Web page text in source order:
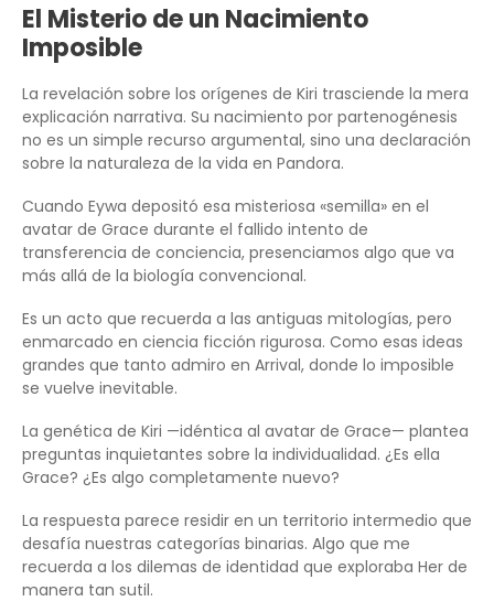
El Misterio de un Nacimiento
Imposible
La revelación sobre los orígenes de Kiri trasciende la mera
explicación narrativa. Su nacimiento por partenogénesis
no es un simple recurso argumental, sino una declaración
sobre la naturaleza de la vida en Pandora.
Cuando Eywa depositó esa misteriosa «semilla» en el
avatar de Grace durante el fallido intento de
transferencia de conciencia, presenciamos algo que va
más allá de la biología convencional.
Es un acto que recuerda a las antiguas mitologías, pero
enmarcado en ciencia ficción rigurosa. Como esas ideas
grandes que tanto admiro en Arrival, donde lo imposible
se vuelve inevitable.
La genética de Kiri —idéntica al avatar de Grace— plantea
preguntas inquietantes sobre la individualidad. ¿Es ella
Grace? ¿Es algo completamente nuevo?
La respuesta parece residir en un territorio intermedio que
desafía nuestras categorías binarias. Algo que me
recuerda a los dilemas de identidad que exploraba Her de
manera tan sutil.